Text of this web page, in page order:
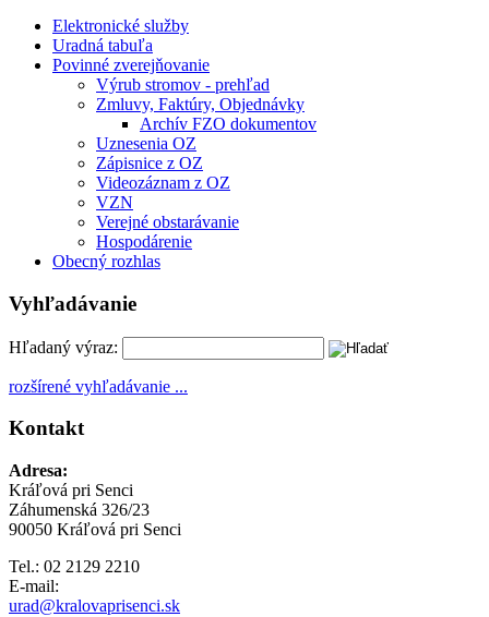
Elektronické služby
Uradná tabuľa
Povinné zverejňovanie
Výrub stromov - prehľad
Zmluvy, Faktúry, Objednávky
Archív FZO dokumentov
Uznesenia OZ
Zápisnice z OZ
Videozáznam z OZ
VZN
Verejné obstarávanie
Hospodárenie
Obecný rozhlas
Vyhľadávanie
Hľadaný výraz:
rozšírené vyhľadávanie ...
Kontakt
Adresa:
Kráľová pri Senci
Záhumenská 326/23
90050 Kráľová pri Senci
Tel.: 02 2129 2210
E-mail:
urad@kralovaprisenci.sk